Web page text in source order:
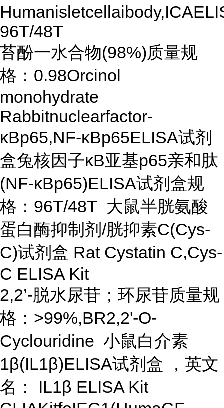
96T/48T
苔酚一水合物(98%)质量规
格：0.98Orcinol
monohydrate
Rabbitnuclearfactor-
κBp65,NF-κBp65ELISA试剂
盒兔核因子κB亚基p65亲和肽
(NF-κBp65)ELISA试剂盒规
格：96T/48T 大鼠半胱氨酸
蛋白酶抑制剂/胱抑素C(Cys-
C)试剂盒 Rat Cystatin C,Cys-
C ELISA Kit
2,2’-脱水尿苷；环尿苷质量规
格：>99%,BR2,2'-O-
Cyclouridine 小鼠白介素
1β(IL1β)ELISA试剂盒 ，英文
名： IL1β ELISA Kit